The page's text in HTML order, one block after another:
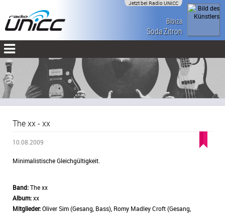
Jetzt bei Radio UNiCC
Bibiza
Soda Zitron
The xx - xx
10.08.2009
Minimalistische Gleichgültigkeit.
Band:The xx
Album:xx
Mitglieder:Oliver Sim (Gesang, Bass), Romy Madley Croft (Gesang,